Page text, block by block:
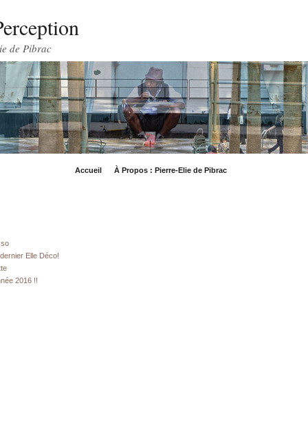
de Pibrac
Accueil À Propos : Pierre-Elie de Pibrac
Elle Déco!
2016 !!